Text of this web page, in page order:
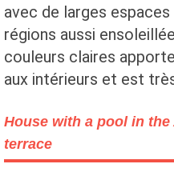
avec de larges
régions aussi
couleurs claires
aux intérieurs et est
House with a pool in
terrace